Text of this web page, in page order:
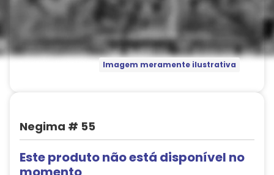
Imagem meramente ilustrativa
Negima # 55
Este produto não está disponível no